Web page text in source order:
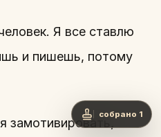
Я все ставлю
и пишешь, потому
собрано 1